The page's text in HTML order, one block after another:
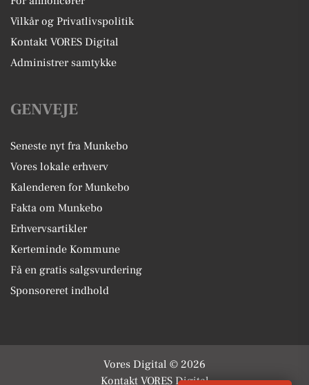
Vilkår og Privatlivspolitik
Kontakt VORES Digital
Administrer samtykke
GENVEJE
Seneste nyt fra Munkebo
Vores lokale erhverv
Kalenderen for Munkebo
Fakta om Munkebo
Erhvervsartikler
Kerteminde Kommune
Få en gratis salgsvurdering
Sponsoreret indhold
Vores Digital © 2026
Kontakt VORES Digital